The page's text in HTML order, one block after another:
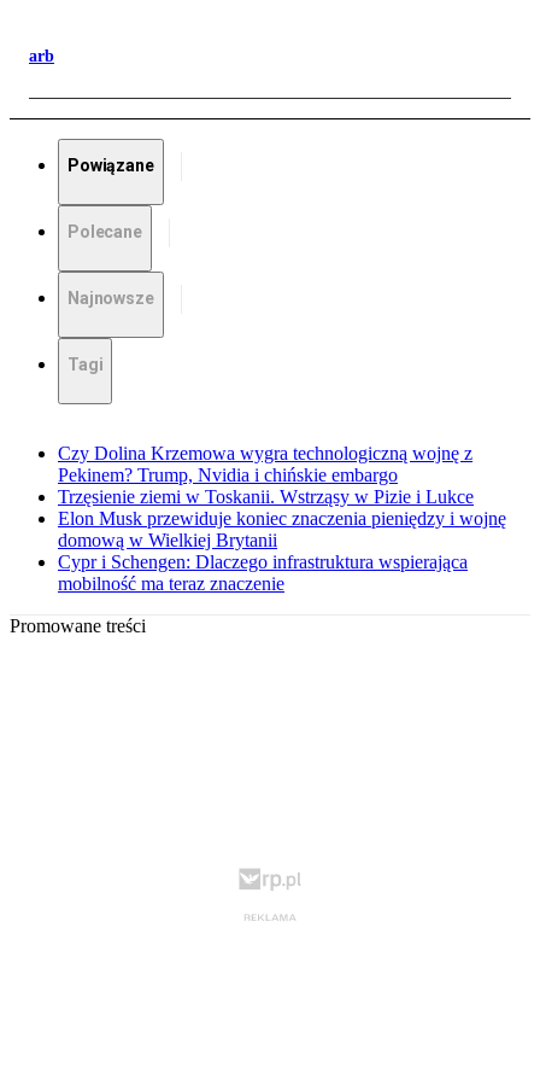
arb
Powiązane
Polecane
Najnowsze
Tagi
Czy Dolina Krzemowa wygra technologiczną wojnę z
Pekinem? Trump, Nvidia i chińskie embargo
Trzęsienie ziemi w Toskanii. Wstrząsy w Pizie i Lukce
Elon Musk przewiduje koniec znaczenia pieniędzy i wojnę
domową w Wielkiej Brytanii
Cypr i Schengen: Dlaczego infrastruktura wspierająca
mobilność ma teraz znaczenie
Promowane treści